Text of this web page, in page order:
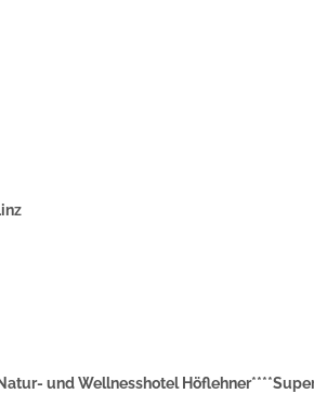
und Wellnesshotel